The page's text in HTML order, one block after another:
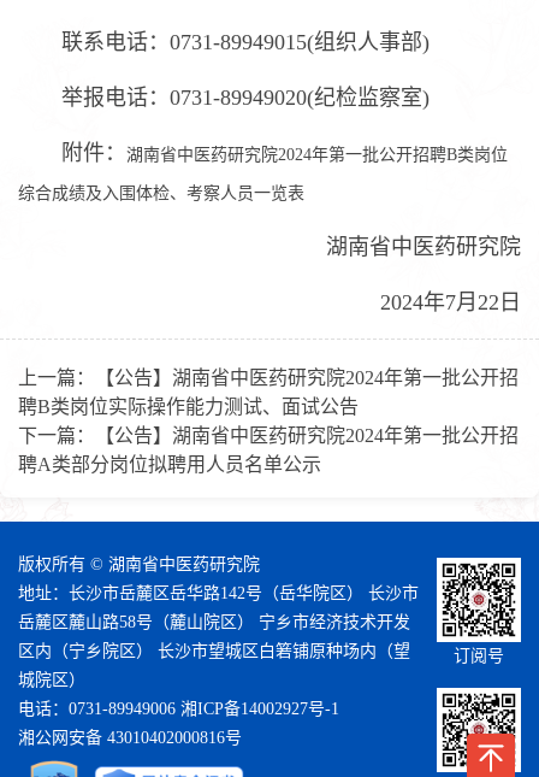
联系电话：0731-89949015(组织人事部)
举报电话：0731-89949020(纪检监察室)
附件： 湖南省中医药研究院2024年第一批公开招聘B类岗位
综合成绩及入围体检、考察人员一览表
湖南省中医药研究院
2024年7月22日
上一篇：
【公告】湖南省中医药研究院2024年第一批公开招
聘B类岗位实际操作能力测试、面试公告
下一篇：
【公告】湖南省中医药研究院2024年第一批公开招
聘A类部分岗位拟聘用人员名单公示
版权所有 © 湖南省中医药研究院
地址：长沙市岳麓区岳华路142号（岳华院区） 长沙市
岳麓区麓山路58号（麓山院区） 宁乡市经济技术开发
区内（宁乡院区） 长沙市望城区白箬铺原种场内（望
城院区）
电话：0731-89949006 湘ICP备14002927号-1
湘公网安备 43010402000816号
订阅号